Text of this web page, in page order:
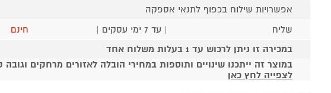
אפשרויות שילוח בכפוף לתנאי אספקה
שליח
| עד 7 ימי עסקים |
חינם
במכירה זו ניתן לרכוש עד 1 בעלות משלוח אחד
במוצר זה ייתכנו שינויים ותוספות במחירי הובלה לאזורים מרחקים וגובה
לצפייה לחץ כאן